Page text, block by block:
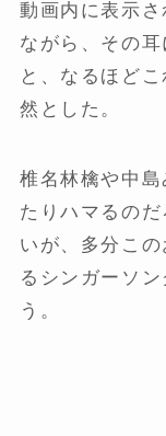
動画内に表示
ながら、その
と、なるほど
然とした。
椎名林檎や中
たりハマるの
いが、多分こ
るシンガーソ
う。